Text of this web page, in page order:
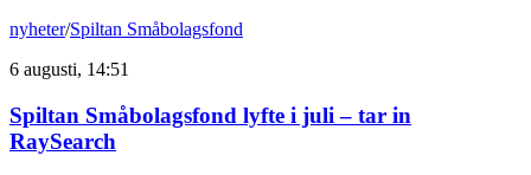
nyheter/Spiltan Småbolagsfond
6 augusti, 14:51
Spiltan Småbolagsfond lyfte i juli – tar in
RaySearch